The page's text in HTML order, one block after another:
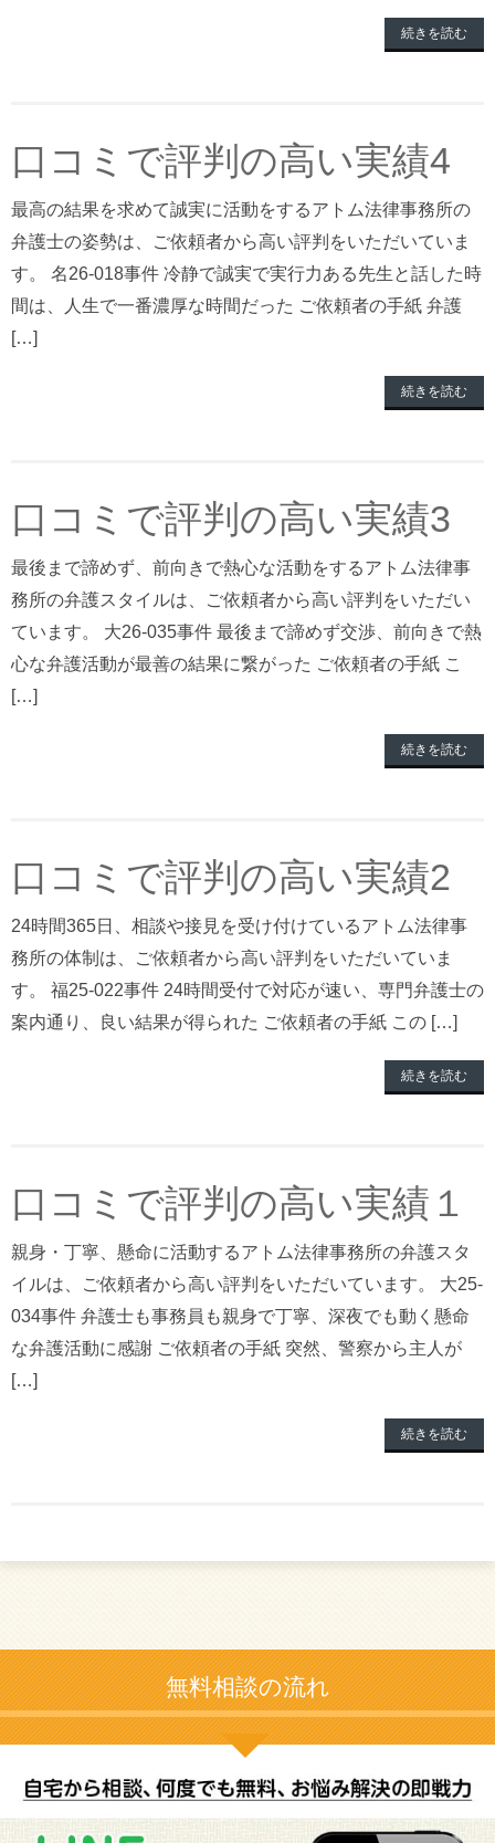
続きを読む
口コミで評判の高い実績4
最高の結果を求めて誠実に活動をするアトム法律事務所の
弁護士の姿勢は、ご依頼者から高い評判をいただいていま
す。 名26-018事件 冷静で誠実で実行力ある先生と話した時
間は、人生で一番濃厚な時間だった ご依頼者の手紙 弁護
[…]
続きを読む
口コミで評判の高い実績3
最後まで諦めず、前向きで熱心な活動をするアトム法律事
務所の弁護スタイルは、ご依頼者から高い評判をいただい
ています。 大26-035事件 最後まで諦めず交渉、前向きで熱
心な弁護活動が最善の結果に繋がった ご依頼者の手紙 こ
[…]
続きを読む
口コミで評判の高い実績2
24時間365日、相談や接見を受け付けているアトム法律事
務所の体制は、ご依頼者から高い評判をいただいていま
す。 福25-022事件 24時間受付で対応が速い、専門弁護士の
案内通り、良い結果が得られた ご依頼者の手紙 この […]
続きを読む
口コミで評判の高い実績１
親身・丁寧、懸命に活動するアトム法律事務所の弁護スタ
イルは、ご依頼者から高い評判をいただいています。 大25-
034事件 弁護士も事務員も親身で丁寧、深夜でも動く懸命
な弁護活動に感謝 ご依頼者の手紙 突然、警察から主人が
[…]
続きを読む
無料相談の流れ